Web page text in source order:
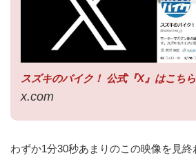
スズキのバイク！ 公式『X』はこち
x.com
わずか1分30秒あまりのこの映像を見